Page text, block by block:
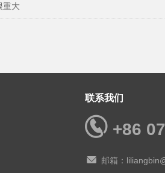
重大
联系我们
+86
邮箱：